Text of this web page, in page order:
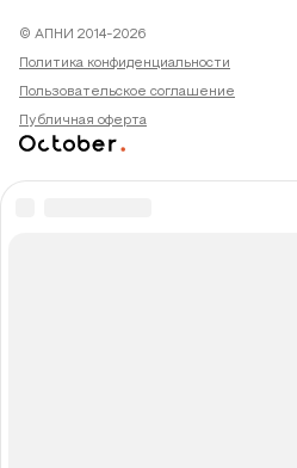
© АПНИ 2014-2026
Политика конфиденциальности
Пользовательское соглашение
Публичная оферта